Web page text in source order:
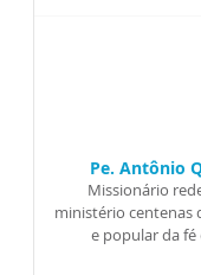
Pe. Antônio
Missionário
ministério centenas
e popular da fé